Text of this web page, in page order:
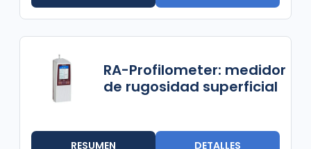
RA-Profilometer: medidor
de rugosidad superficial
RESUMEN DETALLES